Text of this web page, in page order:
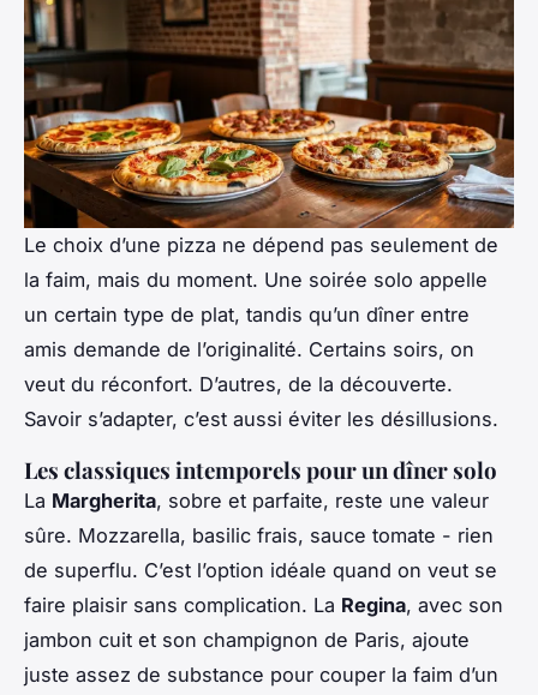
Le choix d’une pizza ne dépend pas seulement de
la faim, mais du moment. Une soirée solo appelle
un certain type de plat, tandis qu’un dîner entre
amis demande de l’originalité. Certains soirs, on
veut du réconfort. D’autres, de la découverte.
Savoir s’adapter, c’est aussi éviter les désillusions.
Les classiques intemporels pour un dîner solo
La Margherita, sobre et parfaite, reste une valeur
sûre. Mozzarella, basilic frais, sauce tomate - rien
de superflu. C’est l’option idéale quand on veut se
faire plaisir sans complication. La Regina, avec son
jambon cuit et son champignon de Paris, ajoute
juste assez de substance pour couper la faim d’un